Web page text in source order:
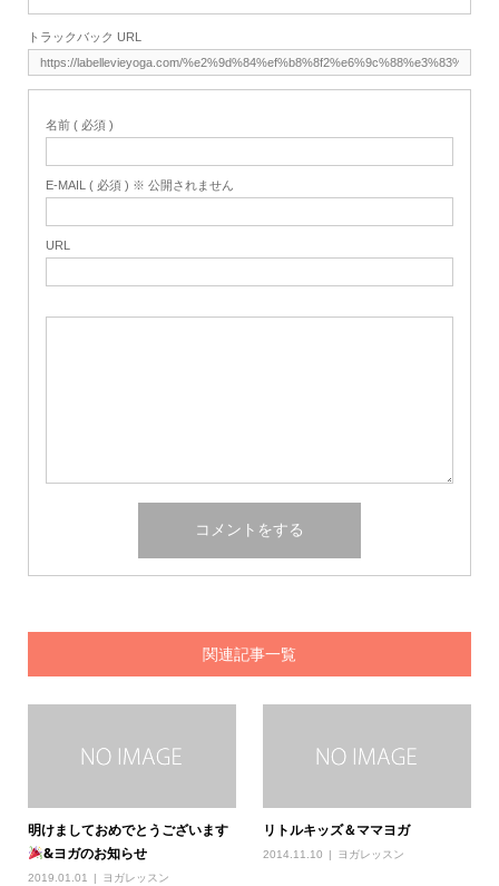
トラックバック URL
名前 ( 必須 )
E-MAIL ( 必須 ) ※ 公開されません
URL
関連記事一覧
明けましておめでとうございます
&ヨガのお知らせ
2019.01.01 ヨガレッスン
リトルキッズ＆ママヨガ
2014.11.10 ヨガレッスン